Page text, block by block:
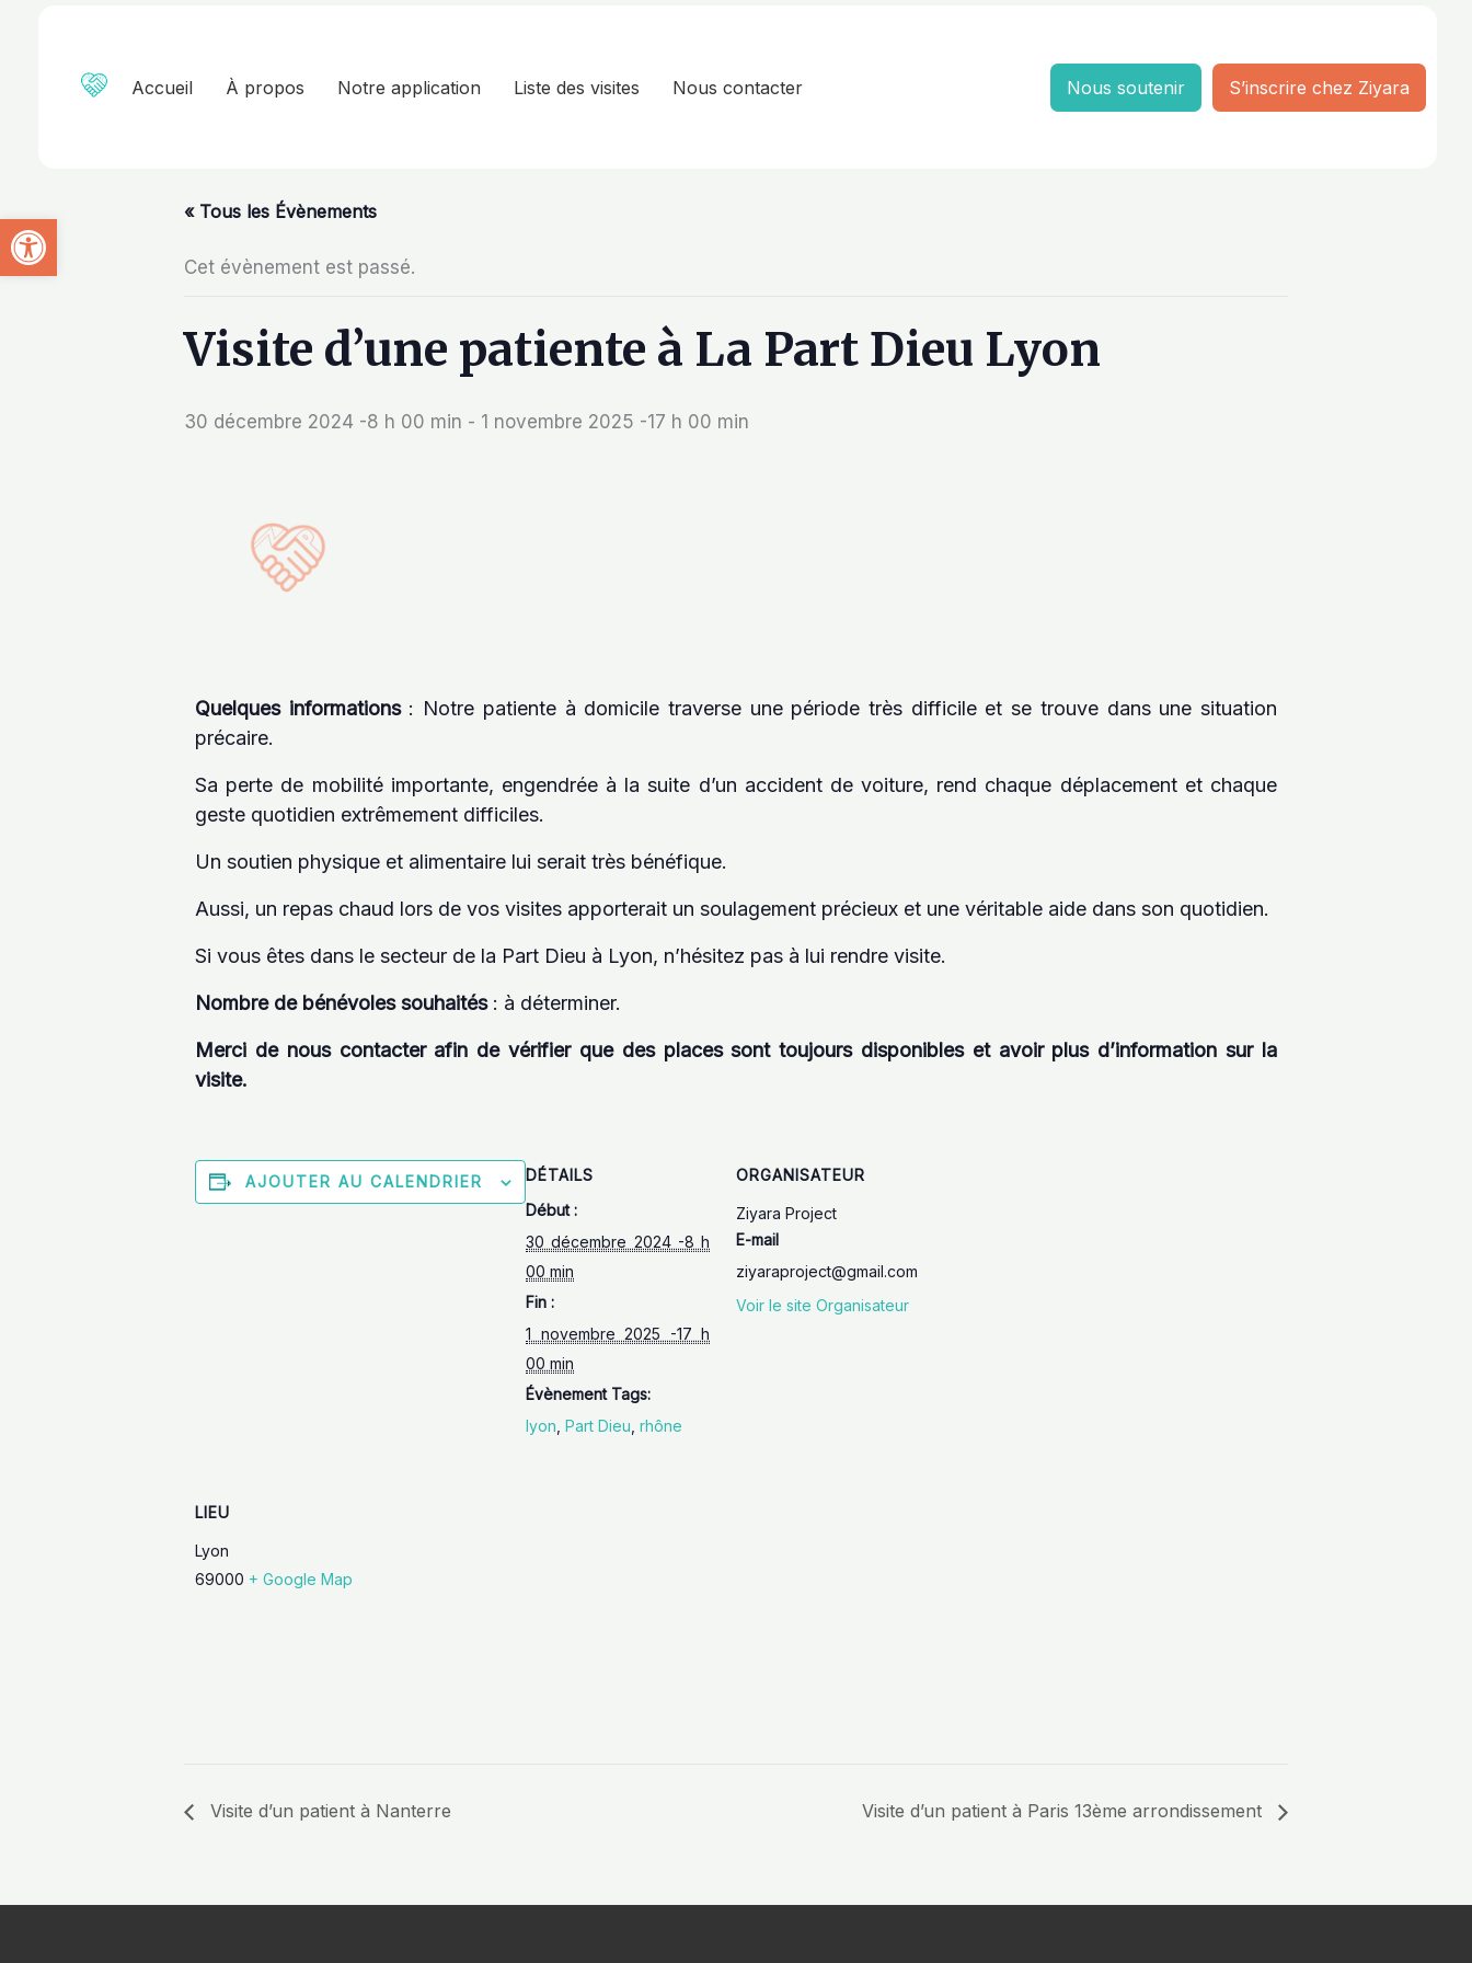
Ouvrir la barre d’outils
Accueil À propos Notre application Liste des visites Nous contacter Nous soutenir S’inscrire chez Ziyara
« Tous les Évènements
Cet évènement est passé.
Visite d’une patiente à La Part Dieu Lyon
30 décembre 2024 -8 h 00 min - 1 novembre 2025 -17 h 00 min
Quelques informations: Notre patiente à domicile traverse une période très difficile et se trouve dans une situation
précaire.
Sa perte de mobilité importante, engendrée à la suite d’un accident de voiture, rend chaque déplacement et chaque
geste quotidien extrêmement difficiles.
Un soutien physique et alimentaire lui serait très bénéfique.
Aussi, un repas chaud lors de vos visites apporterait un soulagement précieux et une véritable aide dans son quotidien.
Si vous êtes dans le secteur de la Part Dieu à Lyon, n’hésitez pas à lui rendre visite.
Nombre de bénévoles souhaités: à déterminer.
Merci de nous contacter afin de vérifier que des places sont toujours disponibles et avoir plus d’information sur la
visite.
AJOUTER AU CALENDRIER
DÉTAILS
Début :
30 décembre 2024 -8 h
00 min
Fin :
1 novembre 2025 -17 h
00 min
Évènement Tags:
lyon Part Dieu rhône
ORGANISATEUR
Ziyara Project
E-mail
ziyaraproject@gmail.com
Voir le site Organisateur
LIEU
Lyon
69000 + Google Map
Visite d’un patient à Nanterre Visite d’un patient à Paris 13ème arrondissement